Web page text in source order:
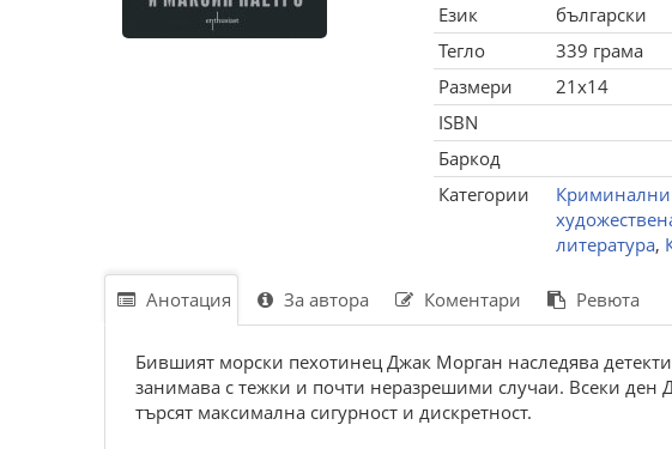
Език
български
Тегло
339 грама
Размери
21x14
ISBN
Баркод
Категории
литература,
Анотация За автора Коментари Ревюта
Бившият морски пехотинец Джак Морган наследява
занимава с тежки и почти неразрешими случаи. Всеки ден
търсят максимална сигурност и дискретност.